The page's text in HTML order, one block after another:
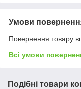
Умови
Повернення товару
Всі умови
Подібні товари